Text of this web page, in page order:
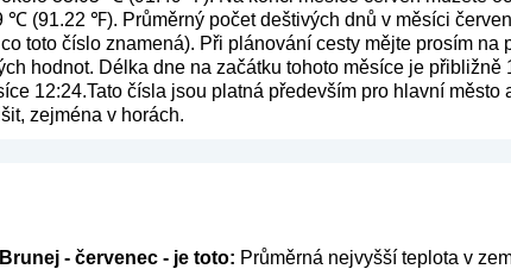
℃ (91.22 ℉). Průměrný počet deštivých dnů v měsíci
toto číslo znamená). Při plánování cesty mějte prosím na
hodnot. Délka dne na začátku tohoto měsíce je
12:24.Tato čísla jsou platná především pro hlavní
zejména v horách.
- červenec - je toto: Průměrná nejvyšší teplota v